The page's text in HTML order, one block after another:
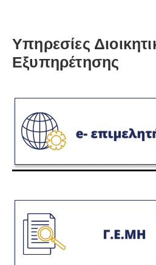
Υπηρεσίες
Εξυπηρέτησης